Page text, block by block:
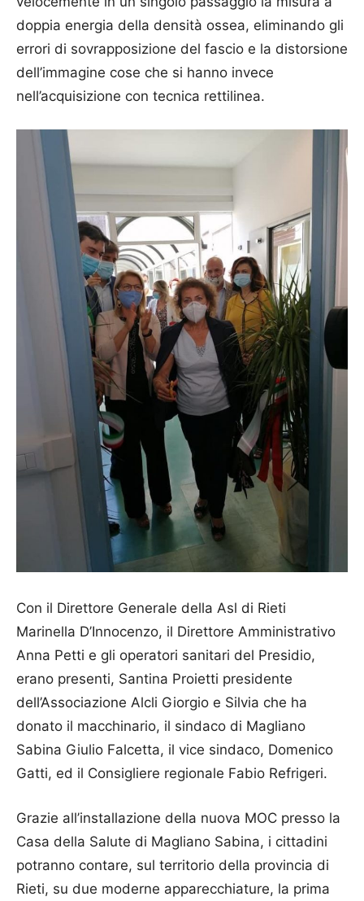
doppia energia della densità ossea, eliminando gli
errori di sovrapposizione del fascio e la distorsione
dell’immagine cose che si hanno invece
nell’acquisizione con tecnica rettilinea.
Con il Direttore Generale della Asl di Rieti
Marinella D’Innocenzo, il Direttore Amministrativo
Anna Petti e gli operatori sanitari del Presidio,
erano presenti, Santina Proietti presidente
dell’Associazione Alcli Giorgio e Silvia che ha
donato il macchinario, il sindaco di Magliano
Sabina Giulio Falcetta, il vice sindaco, Domenico
Gatti, ed il Consigliere regionale Fabio Refrigeri.
Grazie all’installazione della nuova MOC presso la
Casa della Salute di Magliano Sabina, i cittadini
potranno contare, sul territorio della provincia di
Rieti, su due moderne apparecchiature, la prima